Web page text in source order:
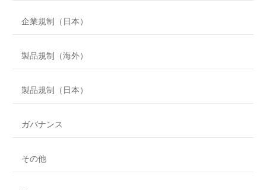
企業規制（日本）
製品規制（海外）
製品規制（日本）
ガバナンス
その他